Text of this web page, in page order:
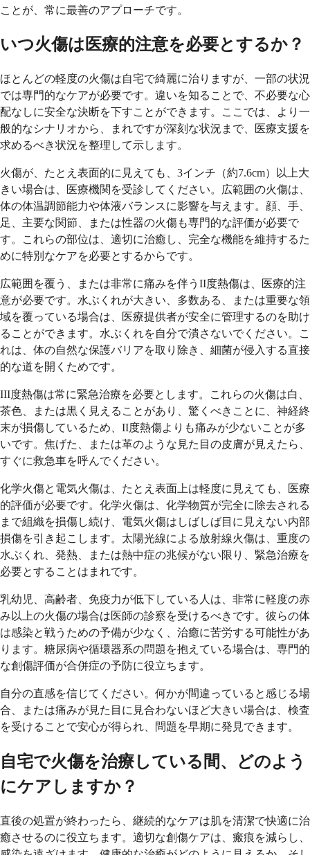
ことが、常に最善のアプローチです。
いつ火傷は医療的注意を必要とするか？
ほとんどの軽度の火傷は自宅で綺麗に治りますが、一部の状況
では専門的なケアが必要です。違いを知ることで、不必要な心
配なしに安全な決断を下すことができます。ここでは、より一
般的なシナリオから、まれですが深刻な状況まで、医療支援を
求めるべき状況を整理して示します。
火傷が、たとえ表面的に見えても、3インチ（約7.6cm）以上大
きい場合は、医療機関を受診してください。広範囲の火傷は、
体の体温調節能力や体液バランスに影響を与えます。顔、手、
足、主要な関節、または性器の火傷も専門的な評価が必要で
す。これらの部位は、適切に治癒し、完全な機能を維持するた
めに特別なケアを必要とするからです。
広範囲を覆う、または非常に痛みを伴うII度熱傷は、医療的注
意が必要です。水ぶくれが大きい、多数ある、または重要な領
域を覆っている場合は、医療提供者が安全に管理するのを助け
ることができます。水ぶくれを自分で潰さないでください。こ
れは、体の自然な保護バリアを取り除き、細菌が侵入する直接
的な道を開くためです。
III度熱傷は常に緊急治療を必要とします。これらの火傷は白、
茶色、または黒く見えることがあり、驚くべきことに、神経終
末が損傷しているため、II度熱傷よりも痛みが少ないことが多
いです。焦げた、または革のような見た目の皮膚が見えたら、
すぐに救急車を呼んでください。
化学火傷と電気火傷は、たとえ表面上は軽度に見えても、医療
的評価が必要です。化学火傷は、化学物質が完全に除去される
まで組織を損傷し続け、電気火傷はしばしば目に見えない内部
損傷を引き起こします。太陽光線による放射線火傷は、重度の
水ぶくれ、発熱、または熱中症の兆候がない限り、緊急治療を
必要とすることはまれです。
乳幼児、高齢者、免疫力が低下している人は、非常に軽度の赤
み以上の火傷の場合は医師の診察を受けるべきです。彼らの体
は感染と戦うための予備が少なく、治癒に苦労する可能性があ
ります。糖尿病や循環器系の問題を抱えている場合は、専門的
な創傷評価が合併症の予防に役立ちます。
自分の直感を信じてください。何かが間違っていると感じる場
合、または痛みが見た目に見合わないほど大きい場合は、検査
を受けることで安心が得られ、問題を早期に発見できます。
自宅で火傷を治療している間、どのよう
にケアしますか？
直後の処置が終わったら、継続的なケアは肌を清潔で快適に治
癒させるのに役立ちます。適切な創傷ケアは、瘢痕を減らし、